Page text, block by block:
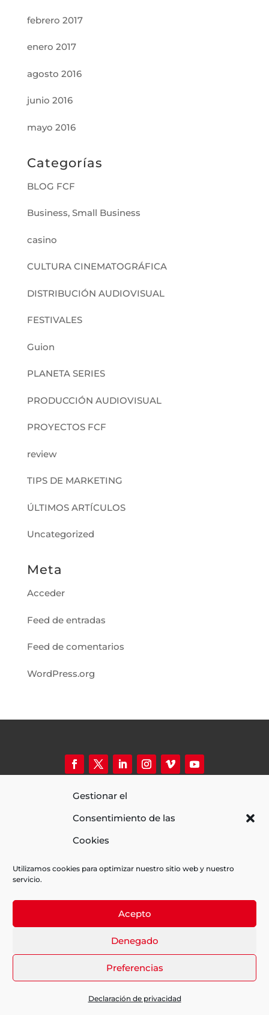
Gestionar el
Consentimiento de las
Cookies
Utilizamos cookies para optimizar nuestro sitio web y nuestro
servicio.
Acepto
Denegado
Preferencias
Declaración de privacidad
febrero 2017
enero 2017
agosto 2016
junio 2016
mayo 2016
Categorías
BLOG FCF
Business, Small Business
casino
CULTURA CINEMATOGRÁFICA
DISTRIBUCIÓN AUDIOVISUAL
FESTIVALES
Guion
PLANETA SERIES
PRODUCCIÓN AUDIOVISUAL
PROYECTOS FCF
review
TIPS DE MARKETING
ÚLTIMOS ARTÍCULOS
Uncategorized
Meta
Acceder
Feed de entradas
Feed de comentarios
WordPress.org
info@fueradecampofilms.com
08035 Barcelona
Actividad Financiada con la ayuda de:
cookies